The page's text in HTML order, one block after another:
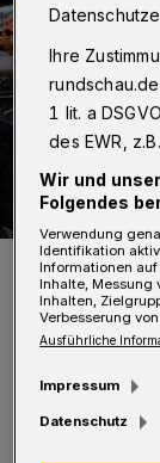
Symbolbild.
Foto: Christoph
Ihre
1 lit. a
des EWR,
Wir und
Folgendes
Verwendung
Identifikation
Informationen
Inhalte, Messung
Inhalten,
Verbesserung
Ausführliche
Impressum
Datenschutz